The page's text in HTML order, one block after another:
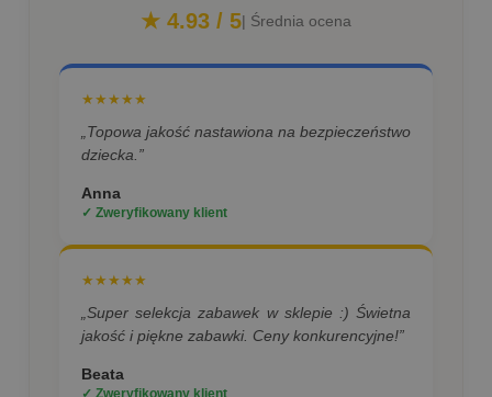
★ 4.93 / 5| Średnia ocena
★★★★★
„Topowa jakość nastawiona na bezpieczeństwo
dziecka.”
Anna
✓ Zweryfikowany klient
★★★★★
„Super selekcja zabawek w sklepie :) Świetna
jakość i piękne zabawki. Ceny konkurencyjne!”
Beata
✓ Zweryfikowany klient